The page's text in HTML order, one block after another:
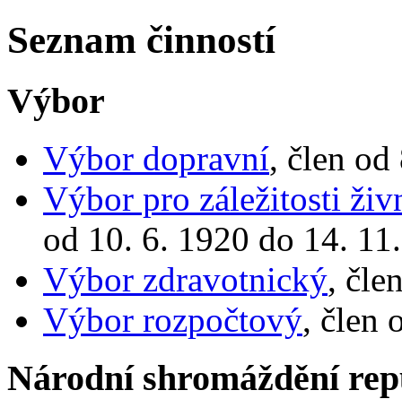
Seznam činností
Výbor
Výbor dopravní, člen od
Výbor pro záležitosti
od 10. 6. 1920 do 14.
Výbor zdravotnický,
Výbor rozpočtový, člen
Národní shromáždění